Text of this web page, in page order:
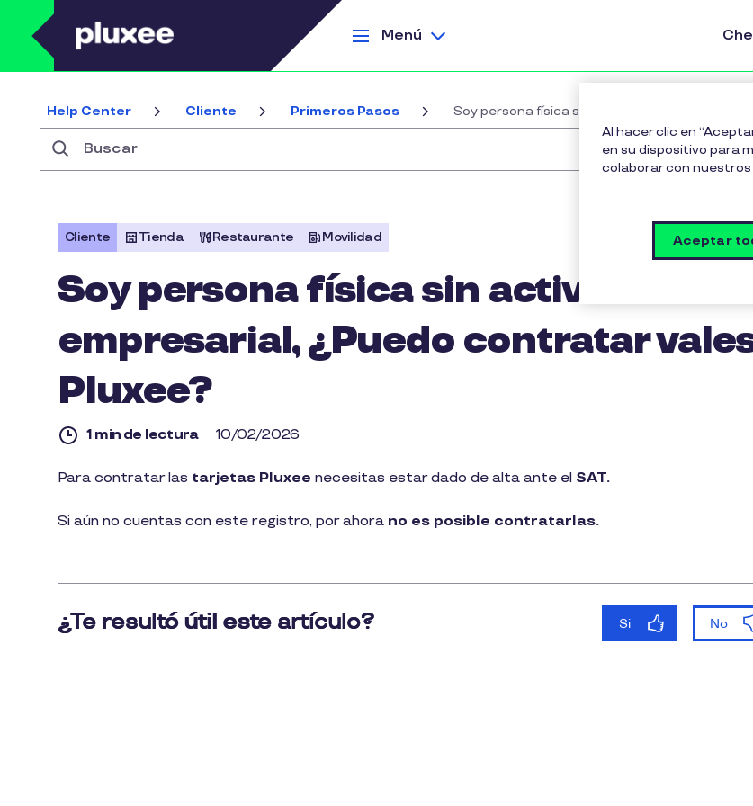
Pasar al contenido principal
Menú
Help Center Cliente Primeros Pasos Soy persona física sin actividad empresarial,
Cliente Tienda Restaurante Movilidad
Soy persona física sin actividad
empresarial, ¿Puedo contratar
Pluxee?
1 min de lectura 10/02/2026
1
lectura
Para contratar las tarjetas Pluxee necesitas estar dado de alta ante el SAT.
Si aún no cuentas con este registro, por ahora no es posible contratarlas.
Al hacer clic en
en su dispositivo para
colaborar con
Aceptar